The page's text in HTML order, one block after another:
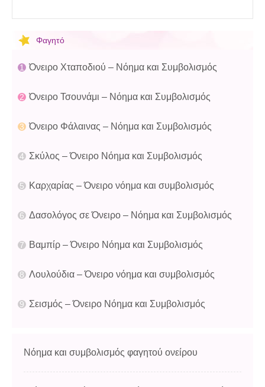
Φαγητό
Όνειρο Χταποδιού – Νόημα και Συμβολισμός
Όνειρο Τσουνάμι – Νόημα και Συμβολισμός
Όνειρο Φάλαινας – Νόημα και Συμβολισμός
Σκύλος – Όνειρο Νόημα και Συμβολισμός
Καρχαρίας – Όνειρο νόημα και συμβολισμός
Δασολόγος σε Όνειρο – Νόημα και Συμβολισμός
Βαμπίρ – Όνειρο Νόημα και Συμβολισμός
Λουλούδια – Όνειρο νόημα και συμβολισμός
Σεισμός – Όνειρο Νόημα και Συμβολισμός
Νόημα και συμβολισμός φαγητού ονείρου